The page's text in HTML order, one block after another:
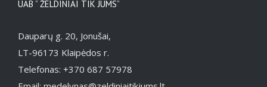
UAB ” ŽELDINIAI TIK JUMS”
Dauparų g. 20, Jonušai,
LT-96173 Klaipėdos r.
Telefonas: +370 687 57978